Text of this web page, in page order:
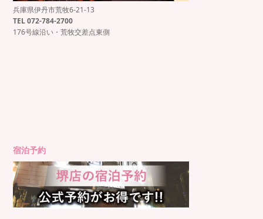
もっと見る
兵庫県伊丹市荒牧6-21-13
TEL 072-784-2700
176号線沿い・荒牧交差点東側
宿泊予約